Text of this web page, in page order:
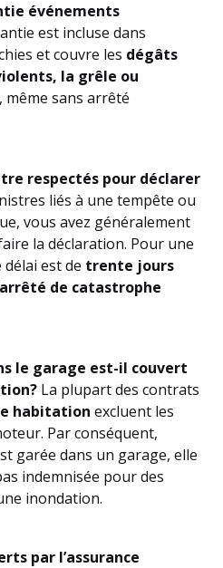
événements
est incluse dans
et couvre les dégâts
la grêle ou
, même sans arrêté
respectés pour déclarer
liés à une tempête ou
vous avez généralement
la déclaration. Pour une
est de trente jours
de catastrophe
le garage est-il couvert
La plupart des contrats
habitation excluent les
Par conséquent,
garée dans un garage, elle
indemnisée pour des
inondation.
par l’assurance